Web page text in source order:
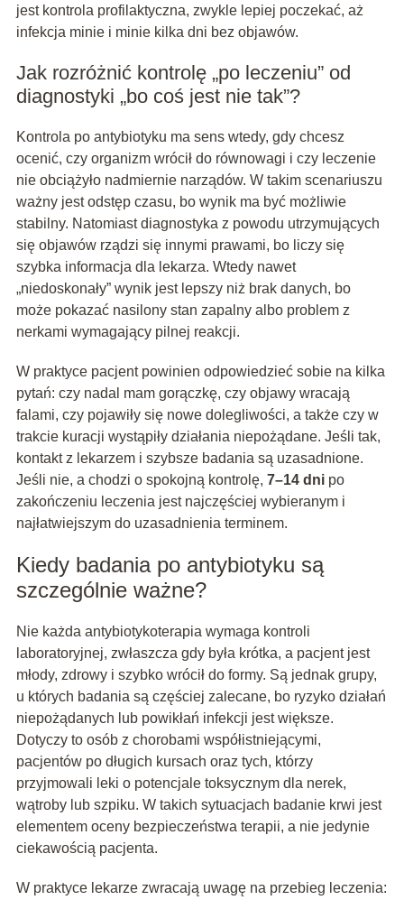
jest kontrola profilaktyczna, zwykle lepiej poczekać, aż
infekcja minie i minie kilka dni bez objawów.
Jak rozróżnić kontrolę „po leczeniu” od
diagnostyki „bo coś jest nie tak”?
Kontrola po antybiotyku ma sens wtedy, gdy chcesz
ocenić, czy organizm wrócił do równowagi i czy leczenie
nie obciążyło nadmiernie narządów. W takim scenariuszu
ważny jest odstęp czasu, bo wynik ma być możliwie
stabilny. Natomiast diagnostyka z powodu utrzymujących
się objawów rządzi się innymi prawami, bo liczy się
szybka informacja dla lekarza. Wtedy nawet
„niedoskonały” wynik jest lepszy niż brak danych, bo
może pokazać nasilony stan zapalny albo problem z
nerkami wymagający pilnej reakcji.
W praktyce pacjent powinien odpowiedzieć sobie na kilka
pytań: czy nadal mam gorączkę, czy objawy wracają
falami, czy pojawiły się nowe dolegliwości, a także czy w
trakcie kuracji wystąpiły działania niepożądane. Jeśli tak,
kontakt z lekarzem i szybsze badania są uzasadnione.
Jeśli nie, a chodzi o spokojną kontrolę, 7–14 dnipo
zakończeniu leczenia jest najczęściej wybieranym i
najłatwiejszym do uzasadnienia terminem.
Kiedy badania po antybiotyku są
szczególnie ważne?
Nie każda antybiotykoterapia wymaga kontroli
laboratoryjnej, zwłaszcza gdy była krótka, a pacjent jest
młody, zdrowy i szybko wrócił do formy. Są jednak grupy,
u których badania są częściej zalecane, bo ryzyko działań
niepożądanych lub powikłań infekcji jest większe.
Dotyczy to osób z chorobami współistniejącymi,
pacjentów po długich kursach oraz tych, którzy
przyjmowali leki o potencjale toksycznym dla nerek,
wątroby lub szpiku. W takich sytuacjach badanie krwi jest
elementem oceny bezpieczeństwa terapii, a nie jedynie
ciekawością pacjenta.
W praktyce lekarze zwracają uwagę na przebieg leczenia: